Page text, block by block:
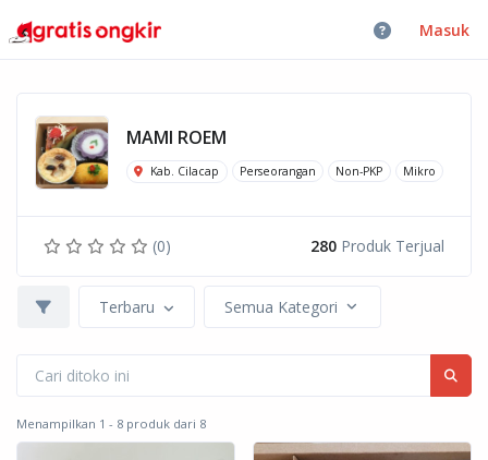
Masuk
MAMI ROEM
Kab. Cilacap Perseorangan Non-PKP Mikro
(0) 280 Produk Terjual
Terbaru Semua Kategori
Menampilkan 1 - 8 produk dari 8